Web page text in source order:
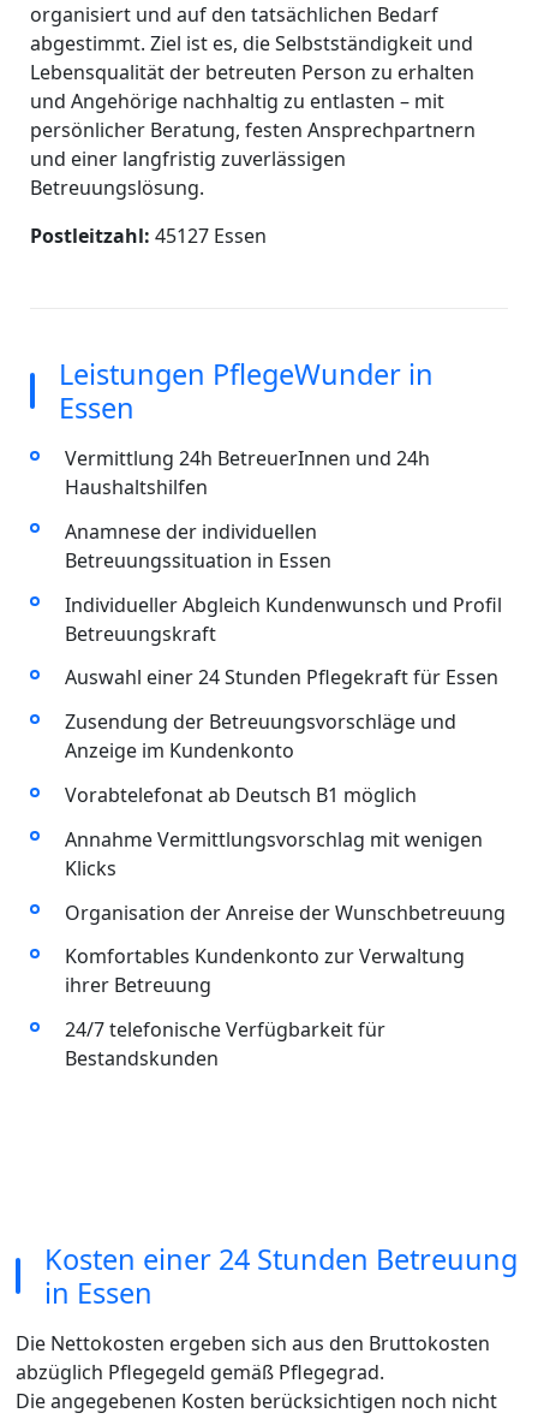
organisiert und auf den tatsächlichen Bedarf
abgestimmt. Ziel ist es, die Selbstständigkeit und
Lebensqualität der betreuten Person zu erhalten
und Angehörige nachhaltig zu entlasten – mit
persönlicher Beratung, festen Ansprechpartnern
und einer langfristig zuverlässigen
Betreuungslösung.
Postleitzahl: 45127 Essen
Leistungen PflegeWunder in
Essen
Vermittlung 24h BetreuerInnen und 24h
Haushaltshilfen
Anamnese der individuellen
Betreuungssituation in Essen
Individueller Abgleich Kundenwunsch und Profil
Betreuungskraft
Auswahl einer 24 Stunden Pflegekraft für Essen
Zusendung der Betreuungsvorschläge und
Anzeige im Kundenkonto
Vorabtelefonat ab Deutsch B1 möglich
Annahme Vermittlungsvorschlag mit wenigen
Klicks
Organisation der Anreise der Wunschbetreuung
Komfortables Kundenkonto zur Verwaltung
ihrer Betreuung
24/7 telefonische Verfügbarkeit für
Bestandskunden
Kosten einer 24 Stunden Betreuung
in Essen
Die Nettokosten ergeben sich aus den Bruttokosten
abzüglich Pflegegeld gemäß Pflegegrad.
Die angegebenen Kosten berücksichtigen noch nicht